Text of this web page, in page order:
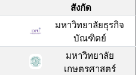
สังกัด
มหาวิทยาลัยธุรกิจ
บัณฑิตย์
มหาวิทยาลัย
เกษตรศาสตร์